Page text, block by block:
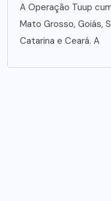
A Operação Tuup
Mato Grosso, Goiás,
Catarina e Ceará. A